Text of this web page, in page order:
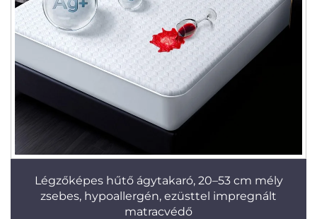
Légzőképes hűtő ágytakaró, 20–53 cm mély
zsebes, hypoallergén, ezüsttel impregnált
matracvédő